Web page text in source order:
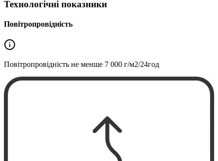
Технологічні показники
Повітропровідність
Повітропровідність не менше 7 000 г/м2/24год